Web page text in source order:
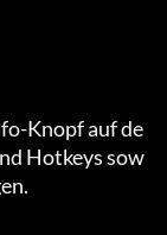
Knopf auf de
Hotkeys sow